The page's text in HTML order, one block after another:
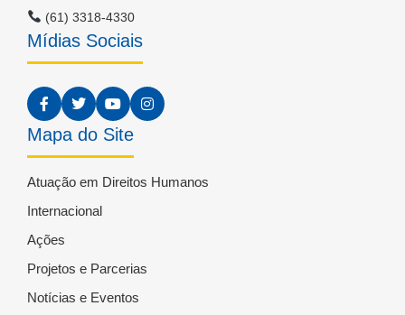
(61) 3318-4330
Mídias Sociais
Mapa do Site
Atuação em Direitos Humanos
Internacional
Ações
Projetos e Parcerias
Notícias e Eventos